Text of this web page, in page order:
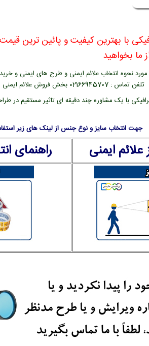
با بهترین کیفیت و پائین ترین قیمت
ما بخواهید
نحوه انتخاب علائم ایمنی و طرح های ایمنی و خرید
فروش علائم ایمنی
با یک مشاوره چند دقیقه ای تاثیر مستقیم در
جهت انتخاب سایز و نوع جنس از لینک های زیر
ایمنی راهنمای